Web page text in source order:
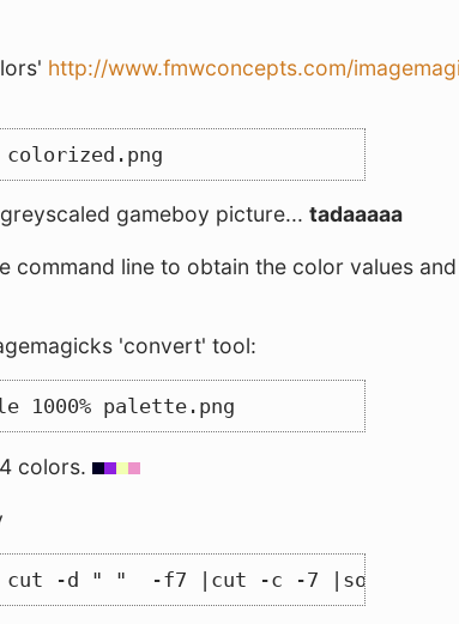
http://www.fmwconcepts.com/
gameboy picture...tadaaaaa
command line to obtain the color values
'convert' tool:
1000% palette.png
4 colors.
| cut -d " "  -f7 |cut -c -7 |sort